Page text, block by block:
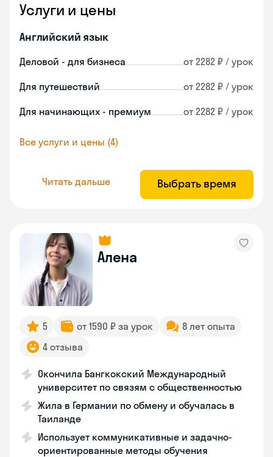
Услуги и цены
Английский язык
Деловой - для бизнеса от 2282 ₽ / урок
Для путешествий от 2282 ₽ / урок
Для начинающих - премиум от 2282 ₽ / урок
Все услуги и цены (4)
Читать дальше Выбрать время
Алена
5 от 1590 ₽ за урок
8 лет опыта
4 отзыва
Окончила Бангкокский Международный
университет по связям с общественностью
Жила в Германии по обмену и обучалась в
Таиланде
Использует коммуникативные и задачно-
ориентированные методы обучения